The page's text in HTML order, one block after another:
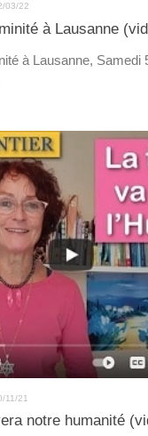
03/22
à Lausanne
à Lausanne, Samedi
11/21
notre humanité